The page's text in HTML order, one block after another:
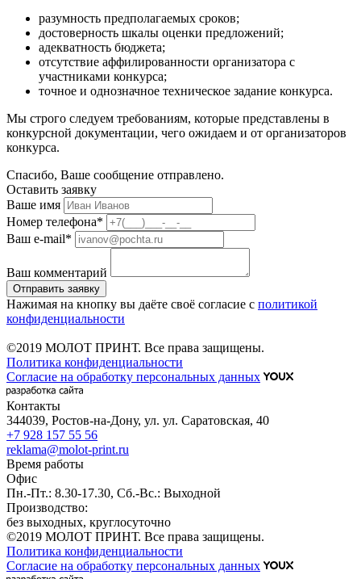
разумность предполагаемых сроков;
достоверность шкалы оценки предложений;
адекватность бюджета;
отсутствие аффилированности организатора с
участниками конкурса;
точное и однозначное техническое задание конкурса.
Мы строго следуем требованиям, которые представлены в
конкурсной документации, чего ожидаем и от организаторов
конкурса.
Спасибо, Ваше сообщение отправлено.
Оставить заявку
Ваше имя
Номер телефона*
Ваш е-mail*
Ваш комментарий
Отправить заявку
Нажимая на кнопку вы даёте своё согласие с политикой
конфиденциальности
©2019 МОЛОТ ПРИНТ. Все права защищены.
Политика конфиденциальности
Согласие на обработку персональных данных
Контакты
344039, Ростов-на-Дону, ул. ул. Саратовская, 40
+7 928 157 55 56
reklama@molot-print.ru
Время работы
Офиc
Пн.-Пт.: 8.30-17.30, Сб.-Вс.: Выходной
Производство:
без выходных, круглосуточно
©2019 МОЛОТ ПРИНТ. Все права защищены.
Политика конфиденциальности
Согласие на обработку персональных данных